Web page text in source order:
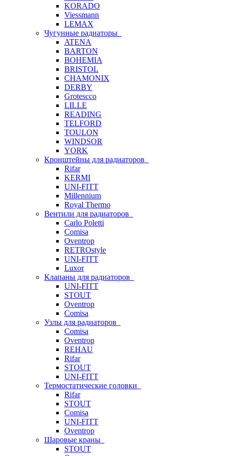
KORADO
Viessmann
LEMAX
Чугунные радиаторы
ATENA
BARTON
BOHEMIA
BRISTOL
CHAMONIX
DERBY
Grotescco
LILLE
READING
TELFORD
TOULON
WINDSOR
YORK
Кронштейны для радиаторов
Rifar
KERMI
UNI-FITT
Millennium
Royal Thermo
Вентили для радиаторов
Carlo Poletti
Comisa
Oventrop
RETROstyle
UNI-FITT
Luxor
Клапаны для радиаторов
UNI-FITT
STOUT
Oventrop
Comisa
Узлы для радиаторов
Comisa
Oventrop
REHAU
Rifar
STOUT
UNI-FITT
Термостатические головки
Rifar
STOUT
Comisa
UNI-FITT
Oventrop
Шаровые краны
STOUT